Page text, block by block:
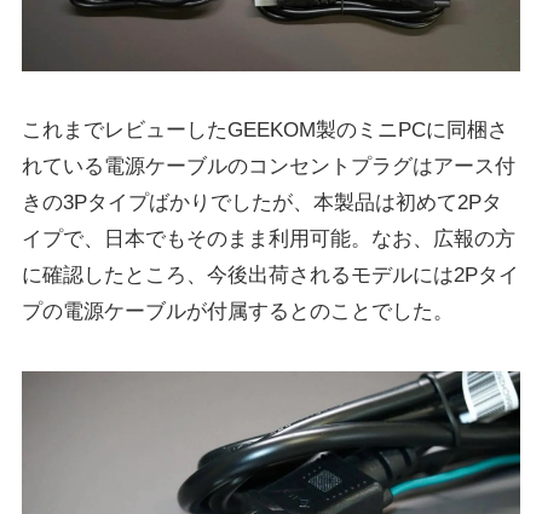
これまでレビューしたGEEKOM製のミニPCに同梱さ
れている電源ケーブルのコンセントプラグはアース付
きの3Pタイプばかりでしたが、本製品は初めて2Pタ
イプで、日本でもそのまま利用可能。なお、広報の方
に確認したところ、今後出荷されるモデルには2Pタイ
プの電源ケーブルが付属するとのことでした。